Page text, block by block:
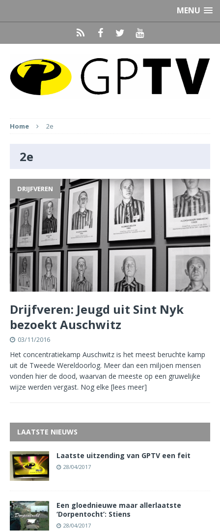
MENU
Home 2e
2e
DRIJFVEREN
Drijfveren: Jeugd uit Sint Nyk
bezoekt Auschwitz
03/11/2016
Het concentratiekamp Auschwitz is het meest beruchte kamp
uit de Tweede Wereldoorlog. Meer dan een miljoen mensen
vonden hier de dood, waarvan de meeste op een gruwelijke
wijze werden vergast. Nog elke [lees meer]
LAATSTE NIEUWS
Laatste uitzending van GPTV een feit
28/04/2017
Een gloednieuwe maar allerlaatste
‘Dorpentocht’: Stiens
28/04/2017